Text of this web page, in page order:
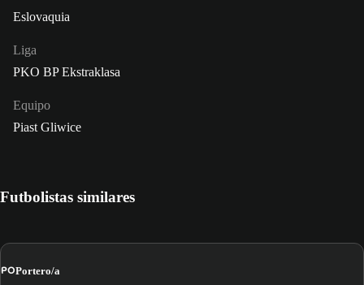
Eslovaquia
Liga
PKO BP Ekstraklasa
Equipo
Piast Gliwice
Futbolistas similares
POPortero/a